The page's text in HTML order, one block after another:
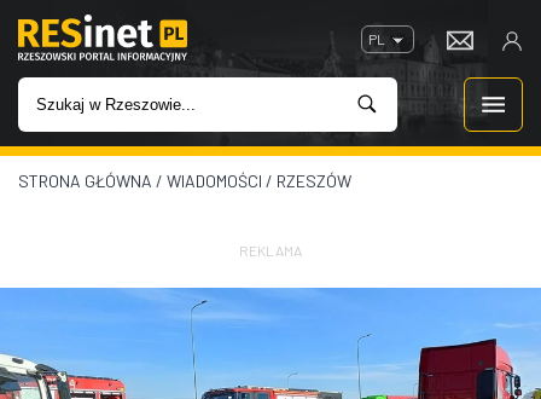
PL
WIADOMOŚCI
ROZRYWKA
STRONA GŁÓWNA / WIADOMOŚCI / RZESZÓW
REKLAMA